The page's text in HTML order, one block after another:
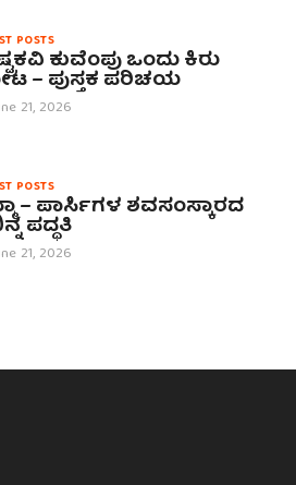
POSTS
ಕುವೆಂಪು ಒಂದು ಕಿರು
– ಪುಸ್ತಕ ಪರಿಚಯ
21, 2026
POSTS
– ಪಾರ್ಸಿಗಳ ಶವಸಂಸ್ಕಾರದ
ಪದ್ಧತಿ
21, 2026